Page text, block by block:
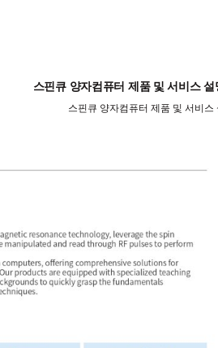
스핀큐 양자컴퓨터 제품 및 서비스
스핀큐 양자컴퓨터 제품 및 서비